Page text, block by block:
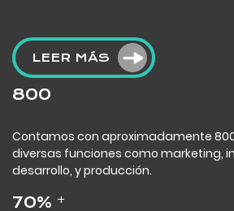
LEER MÁS
800
Contamos con aproximadamente
diversas funciones como marketing,
desarrollo, y producción.
70% +